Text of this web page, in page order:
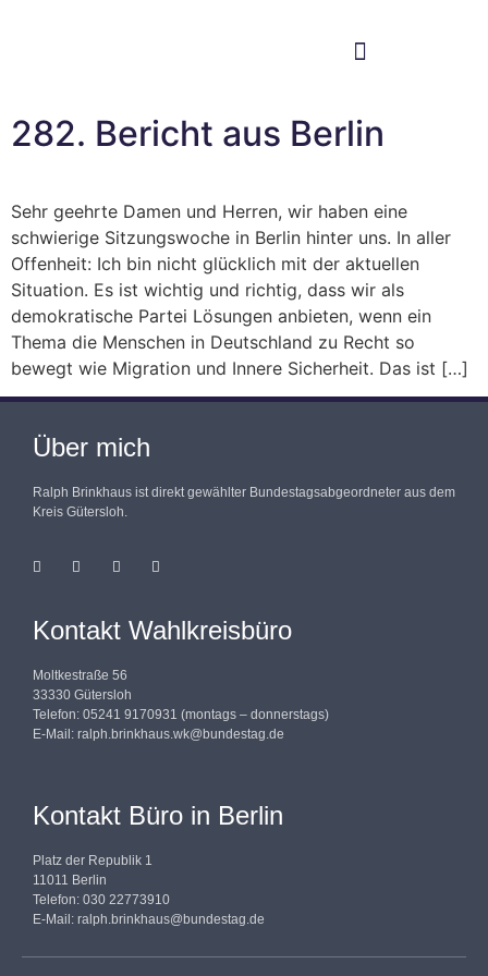
282. Bericht aus Berlin
Sehr geehrte Damen und Herren, wir haben eine
schwierige Sitzungswoche in Berlin hinter uns. In aller
Offenheit: Ich bin nicht glücklich mit der aktuellen
Situation. Es ist wichtig und richtig, dass wir als
demokratische Partei Lösungen anbieten, wenn ein
Thema die Menschen in Deutschland zu Recht so
bewegt wie Migration und Innere Sicherheit. Das ist […]
Über mich
Ralph Brinkhaus ist direkt gewählter Bundestagsabgeordneter aus dem
Kreis Gütersloh.
Kontakt Wahlkreisbüro
Moltkestraße 56
33330 Gütersloh
Telefon: 05241 9170931 (montags – donnerstags)
E-Mail: ralph.brinkhaus.wk@bundestag.de
Kontakt Büro in Berlin
Platz der Republik 1
11011 Berlin
Telefon: 030 22773910
E-Mail: ralph.brinkhaus@bundestag.de